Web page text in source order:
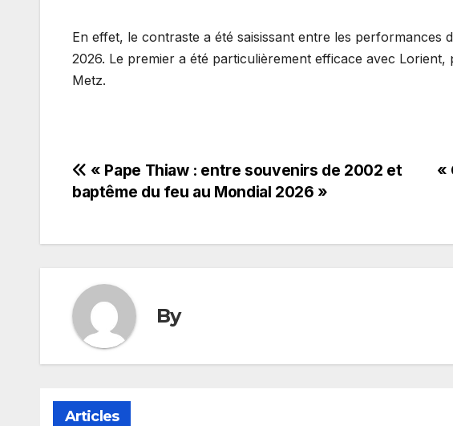
En effet, le contraste a été saisissant entre les performances
2026. Le premier a été particulièrement efficace avec
Metz.
Navigation
de
l’article
«
« Pape Thiaw : entre souvenirs de 2002 et
baptême du feu au Mondial 2026 »
By
Articles